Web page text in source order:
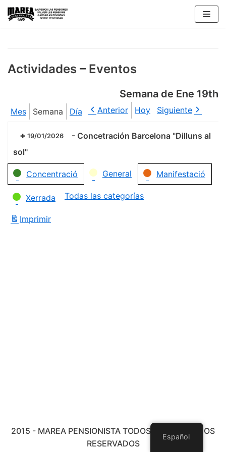
Saltar
Actividades – Eventos
Semana de Ene 19th
Mes Semana Día Anterior Hoy Siguiente
19/01/2026 - Concetración Barcelona "Dilluns al
sol"
Categorías
Concentració General Manifestació
Xerrada Todas las categorías
Imprimir
2015 - MAREA PENSIONISTA TODOS LOS DERECHOS
RESERVADOS
Español